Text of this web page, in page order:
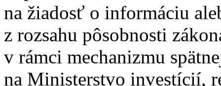
na žiadosť o informáciu
z rozsahu pôsobnosti
v rámci mechanizmu
na Ministerstvo investícií,